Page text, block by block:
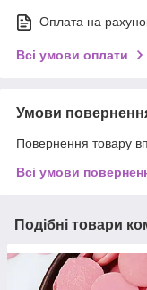
Оплата на
Всі умови оплати
Умови
Повернення товару
Всі умови
Подібні товари